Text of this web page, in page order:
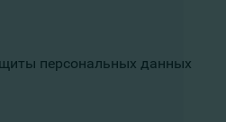
персональных данных